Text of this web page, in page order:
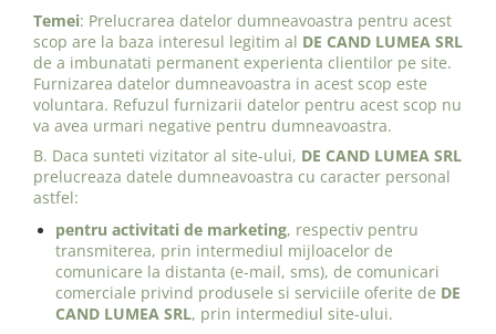
Temei: Prelucrarea datelor dumneavoastra pentru acest
scop are la baza interesul legitim al DE CAND LUMEA SRL
de a imbunatati permanent experienta clientilor pe site.
Furnizarea datelor dumneavoastra in acest scop este
voluntara. Refuzul furnizarii datelor pentru acest scop nu
va avea urmari negative pentru dumneavoastra.
B. Daca sunteti vizitator al site-ului, DE CAND LUMEA SRL
prelucreaza datele dumneavoastra cu caracter personal
astfel:
pentru activitati de marketing, respectiv pentru
transmiterea, prin intermediul mijloacelor de
comunicare la distanta (e-mail, sms), de comunicari
comerciale privind produsele si serviciile oferite de DE
CAND LUMEA SRL, prin intermediul site-ului.